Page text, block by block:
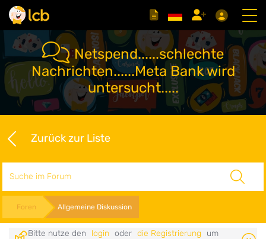
Netspend......schlechte
Nachrichten......Meta Bank wird
untersucht.....
Zurück zur Liste
Foren Allgemeine Diskussion
Bitte nutze den login oder die Registrierung
um